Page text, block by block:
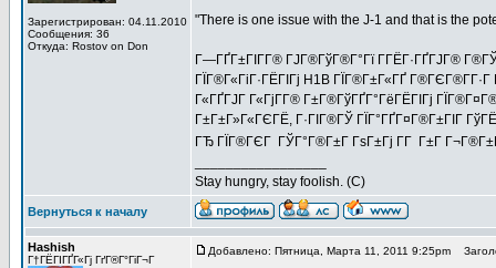
Зарегистрирован: 04.11.2010
Сообщения: 36
Откуда: Rostov on Don
"There is one issue with the J-1 and that is the
Г—ГҐГ±ГІГ­Г® ГЈГ®ГўГ®Г°Гї Г­ГЁГ·ГҐГЈГ®
ГЇГ®Г«ГіГ·ГЁГІГј H1B ГЇГ®Г±Г«ГҐ
Г«ГҐГЈГ Г«ГјГ­Г® Г±Г®ГўГҐГ°ГёГЁГІГј
Г±Г±Г»Г«ГЄГЁ, Г·ГІГ®ГЎ ГЇГ°ГҐГ¤Г®Г±ГІГ
ГЂ ГЇГ®ГЄГ ГЎГ°Г®Г±Г ГѕГ±Гј Г­Г Г±Г
Stay hungry, stay foolish. (C)
Вернуться к началу
Hashish
Г†ГЁГІГҐГ«Гј ГґГ®Г°ГіГ¬Г
Добавлено: Пятница, Марта 11, 2011 9:25pm